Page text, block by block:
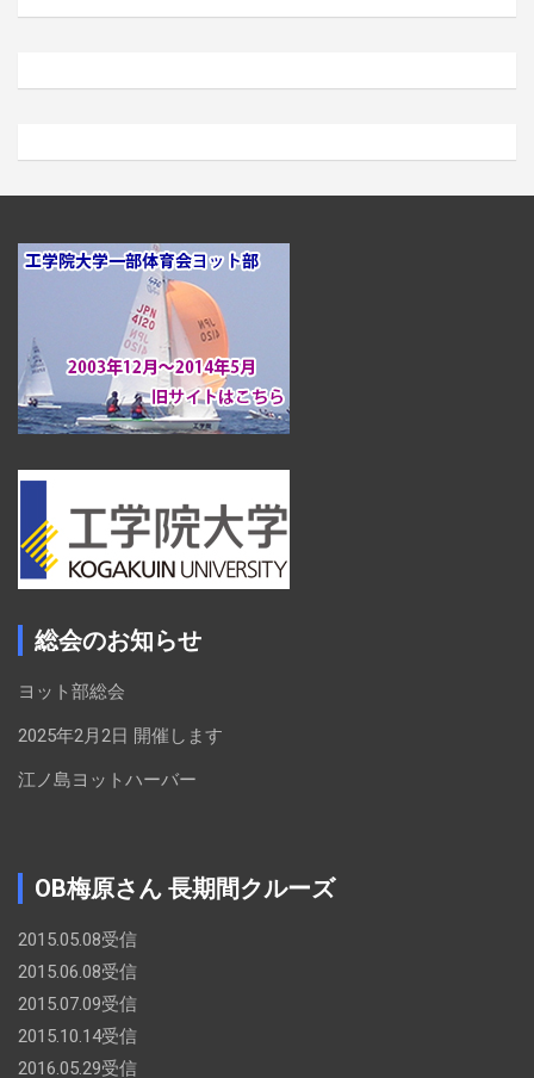
ア
イ
総会のお知らせ
ヨット部総会
2025年2月2日 開催します
江ノ島ヨットハーバー
OB梅原さん 長期間クルーズ
2015.05.08受信
2015.06.08受信
2015.07.09受信
2015.10.14受信
2016.05.29受信